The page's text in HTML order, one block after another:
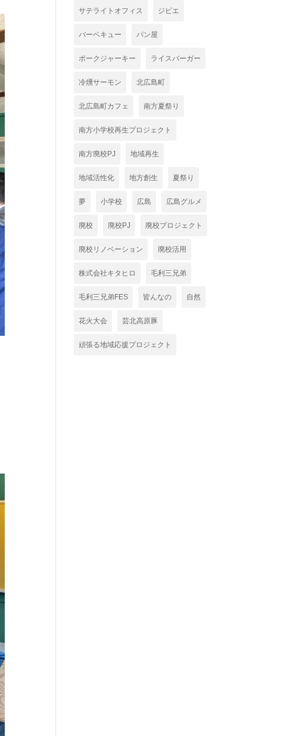
サテライトオフィス ジビエ
バーベキュー パン屋
ポークジャーキー ライスバーガー
冷燻サーモン 北広島町
北広島町カフェ 南方夏祭り
南方小学校再生プロジェクト
南方廃校PJ 地域再生
地域活性化 地方創生 夏祭り
夢 小学校 広島 広島グルメ
廃校 廃校PJ 廃校プロジェクト
廃校リノベーション 廃校活用
株式会社キタヒロ 毛利三兄弟
毛利三兄弟FES 皆んなの 自然
花火大会 芸北高原豚
頑張る地域応援プロジェクト